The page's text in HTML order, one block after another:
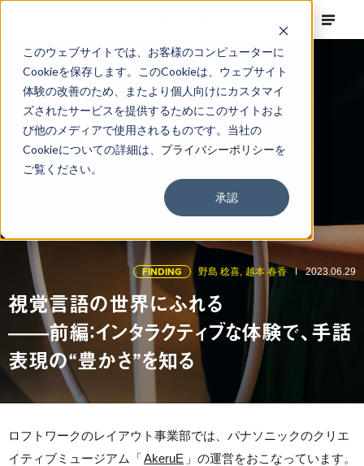
このウェブサイトでは、お客様のコンピューターに
Cookieを保存します。このCookieは、ウェブサイト
体験の改善のため、またより個人向けにカスタマイ
ズされたサービスを提供するためにこのサイトおよ
び他のメディアで使用されるものです。当社の
Cookieについての詳細は、 プライバシーポリシーを
ご覧ください。
承認
FINDING 野島 稔喜, 越本 春香 2023.06.29
視覚言語の世界にふれる
——前編：インタラクティブな体験で、手話
表現の“豊かさ”を知る
ロフトワークのレイアウト事業部では、パナソニックのクリエ
イティブミュージアム「AkeruE 」の運営をおこなっています。